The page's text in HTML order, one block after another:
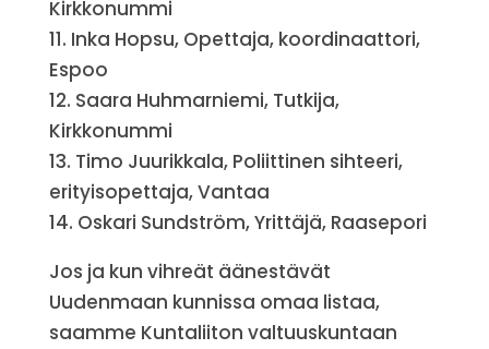
Kirkkonummi
11. Inka Hopsu, Opettaja, koordinaattori,
Espoo
12. Saara Huhmarniemi, Tutkija,
Kirkkonummi
13. Timo Juurikkala, Poliittinen sihteeri,
erityisopettaja, Vantaa
14. Oskari Sundström, Yrittäjä, Raasepori
Jos ja kun vihreät äänestävät
Uudenmaan kunnissa omaa listaa,
saamme Kuntaliiton valtuuskuntaan